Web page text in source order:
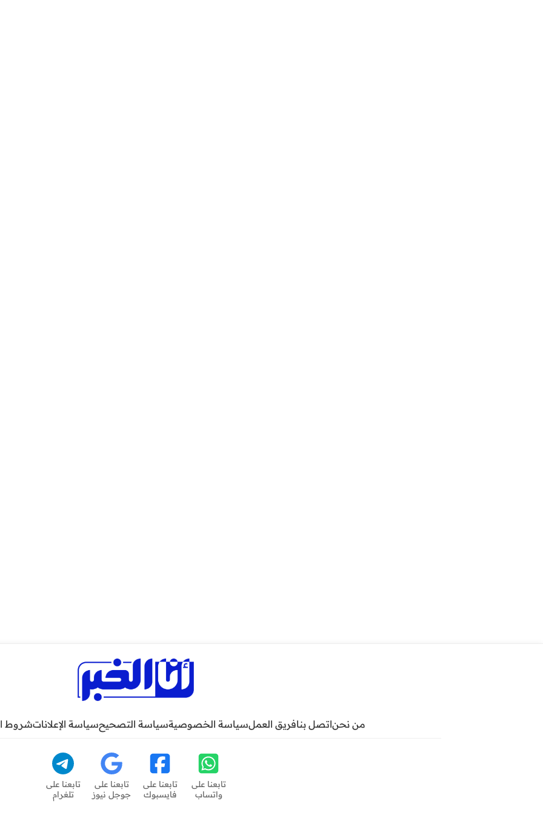
من نحناتصل بنافريق العملسياسة الخصوصيةسياسة التصحيحسياسة الإعلاناتشروط
تابعنا على
واتساب
تابعنا على
فايسبوك
تابعنا على
جوجل نيوز
تابعنا على
تلغرام